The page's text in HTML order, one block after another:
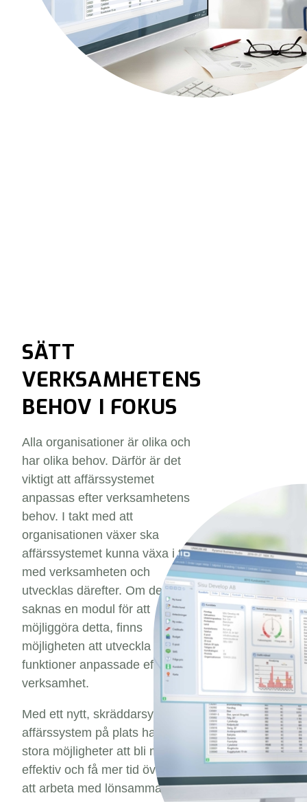
SÄTT
VERKSAMHETENS
BEHOV I FOKUS
Alla organisationer är olika och
har olika behov. Därför är det
viktigt att affärssystemet
anpassas efter verksamhetens
behov. I takt med att
organisationen växer ska
affärssystemet kunna växa i takt
med verksamheten och
utvecklas därefter. Om det
saknas en modul för att
möjliggöra detta, finns
möjligheten att utveckla unika
funktioner anpassade efter din
verksamhet.
Med ett nytt, skräddarsytt,
affärssystem på plats har du
stora möjligheter att bli mer
effektiv och få mer tid över för
att arbeta med lönsamma